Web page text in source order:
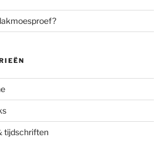
tijdschriften